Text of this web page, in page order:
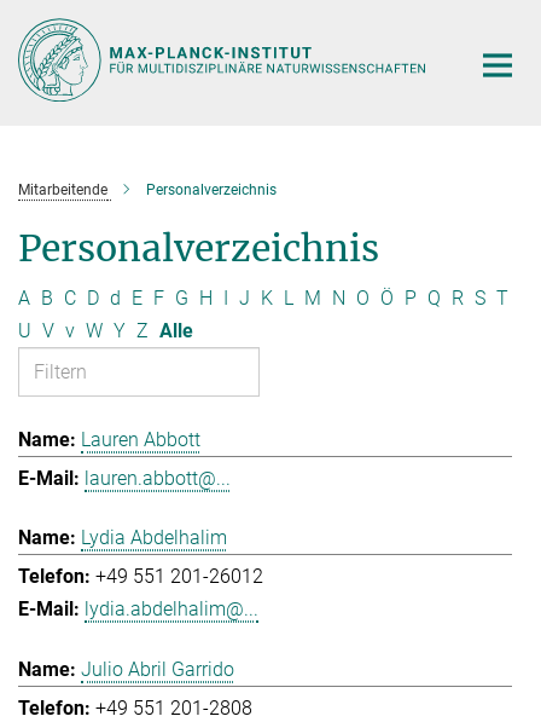
Hauptinhalt
Mitarbeitende Personalverzeichnis
Personalverzeichnis
A B C D d E F G H I J K L M N O Ö P Q R S T
U V v W Y Z Alle
Lauren Abbott
lauren.abbott@...
Lydia Abdelhalim
+49 551 201-26012
lydia.abdelhalim@...
Julio Abril Garrido
+49 551 201-2808